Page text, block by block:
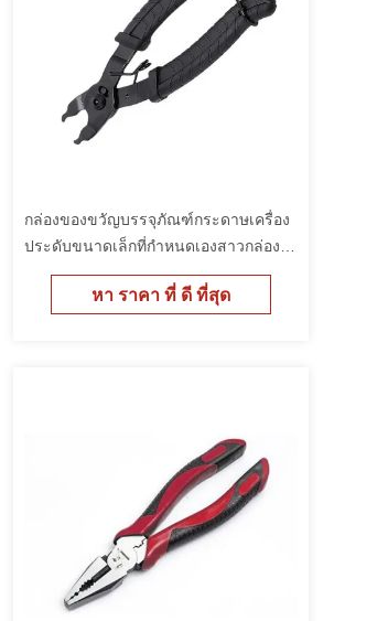
กล่องของขวัญบรรจุภัณฑ์กระดาษเครื่อง
ประดับขนาดเล็กที่กำหนดเองสาวกล่อง
บรรจุราคาถูก
หา ราคา ที่ ดี ที่สุด